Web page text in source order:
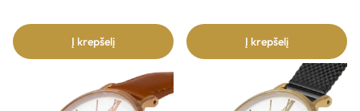
Į krepšelį Į krepšelį